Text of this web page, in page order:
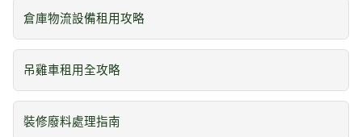
倉庫物流設備租用攻略
吊雞車租用全攻略
裝修廢料處理指南